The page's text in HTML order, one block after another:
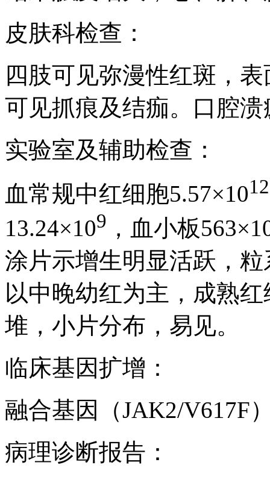
皮肤科检查：
四肢可见弥漫性红斑，
可见抓痕及结痂。口腔
实验室及辅助检查：
血常规中红细胞5.57×1012
13.24×109 ，血小板
涂片示增生明显活跃，
以中晚幼红为主，成熟
堆，小片分布，易见。
临床基因扩增：
融合基因（JAK2/V617F
病理诊断报告：